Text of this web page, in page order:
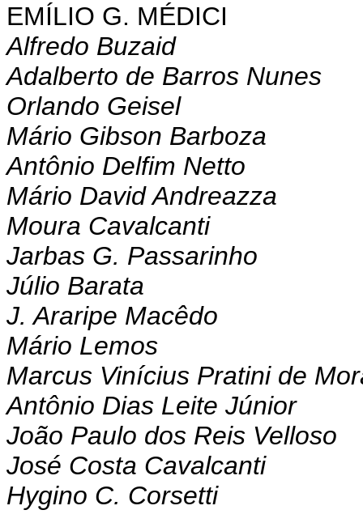
EMÍLIO G. MÉDICI
Alfredo Buzaid
Adalberto de Barros Nunes
Orlando Geisel
Mário Gibson Barboza
Antônio Delfim Netto
Mário David Andreazza
Moura Cavalcanti
Jarbas G. Passarinho
Júlio Barata
J. Araripe Macêdo
Mário Lemos
Marcus Vinícius Pratini de
Antônio Dias Leite Júnior
João Paulo dos Reis Velloso
José Costa Cavalcanti
Hygino C. Corsetti